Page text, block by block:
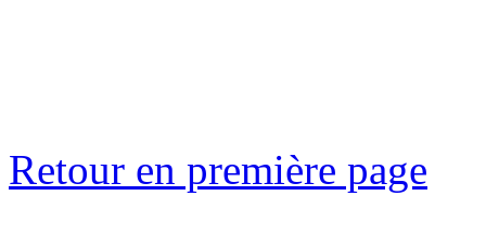
Retour en première page